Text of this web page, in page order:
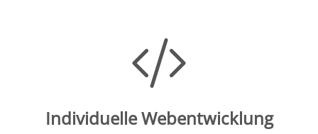
Individuelle Webentwicklung